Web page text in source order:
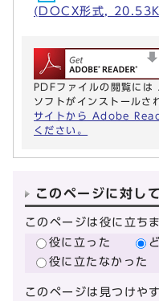
(DOCX形式,
PDFファイルの閲覧に
ソフトがインストールさ
サイトから Adobe
ください。
このページに対し
このページは役に立ち
役に立った
役に立たなかった
このページは見つけや